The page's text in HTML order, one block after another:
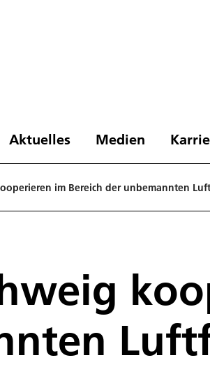
Aktuelles Medien
im Bereich der unbemannten